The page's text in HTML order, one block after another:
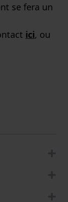
se fera un
ici, ou